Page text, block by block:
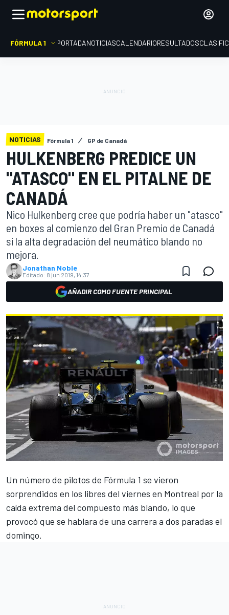
FÓRMULA 1 PORTADANOTICIASCALENDARIORESULTADOS
NOTICIAS Fórmula 1 GP de Canadá
HULKENBERG PREDICE UN
"ATASCO" EN EL PITALNE DE
CANADÁ
Nico Hulkenberg cree que podría haber un "atasco"
en boxes al comienzo del Gran Premio de Canadá
si la alta degradación del neumático blando no
mejora.
Jonathan Noble
Editado: 8 jun 2019, 14:37
AÑADIR COMO FUENTE PRINCIPAL
Un número de pilotos de Fórmula 1 se vieron
sorprendidos en los libres del viernes en Montreal por la
caída extrema del compuesto más blando, lo que
provocó que se hablara de una carrera a dos paradas el
domingo.